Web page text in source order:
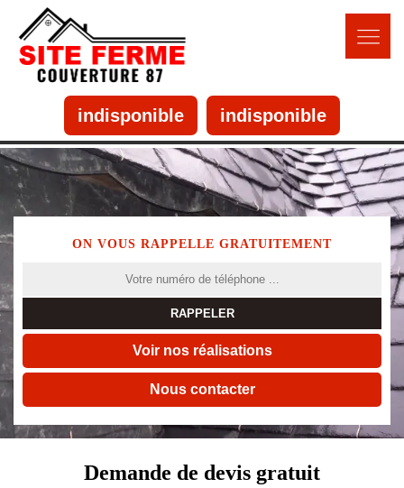
indisponible indisponible
ON VOUS RAPPELLE GRATUITEMENT
Voir nos réalisations
Nous contacter
Demande de devis gratuit